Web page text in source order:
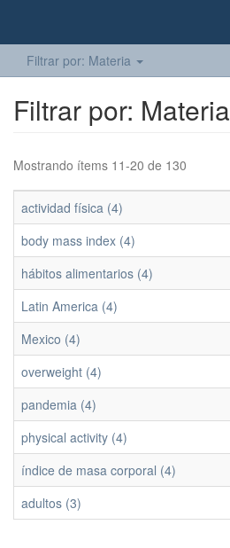
Filtrar por: Materia
Filtrar por: Materia
Mostrando ítems 11-20 de 130
actividad física (4)
body mass index (4)
hábitos alimentarios (4)
Latin America (4)
Mexico (4)
overweight (4)
pandemia (4)
physical activity (4)
índice de masa corporal (4)
adultos (3)